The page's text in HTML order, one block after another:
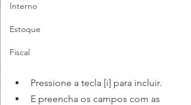
Interno
Estoque
Fiscal
Pressione a tecla [i] para incluir.
E preencha os campos com as